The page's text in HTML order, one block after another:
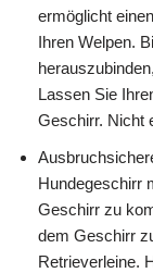
ermöglicht
Ihren Welpen.
Lassen Sie
Geschirr. Nicht
Hundegeschirr
Geschirr zu
dem Geschirr
Retrieverleine.